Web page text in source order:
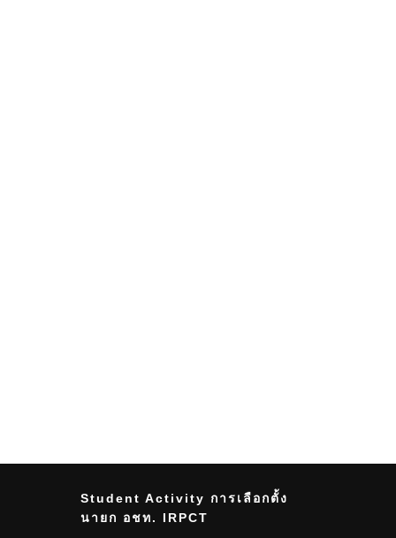
Student Activity การเลือกตั้ง
นายก อชท. IRPCT